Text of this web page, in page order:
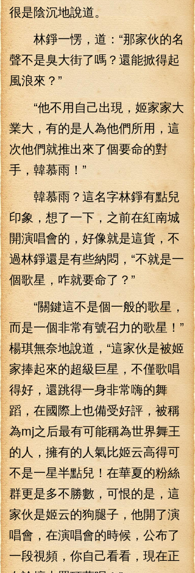
很是陰沉地說道。
林錚一愣，道：“那家伙的名
聲不是臭大街了嗎？還能掀得起
風浪來？”
“他不用自己出現，姬家家大
業大，有的是人為他們所用，這
次他們就推出來了個要命的對
手，韓慕雨！”
韓慕雨？這名字林錚有點兒
印象，想了一下，之前在紅南城
開演唱會的，好像就是這貨，不
過林錚還是有些納悶，“不就是一
個歌星，咋就要命了？”
“關鍵這不是個一般的歌星，
而是一個非常有號召力的歌星！”
楊琪無奈地說道，“這家伙是被姬
家捧起來的超級巨星，不僅歌唱
得好，還跳得一身非常嗨的舞
蹈，在國際上也備受好評，被稱
為mj之后最有可能稱為世界舞王
的人，擁有的人氣比姬云高得可
不是一星半點兒！在華夏的粉絲
群更是多不勝數，可恨的是，這
家伙是姬云的狗腿子，他開了演
唱會，在演唱會的時候，公布了
一段視頻，你自己看看，現在正